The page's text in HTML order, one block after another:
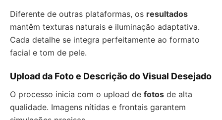
Diferente de outras plataformas, os resultados
mantêm texturas naturais e iluminação adaptativa.
Cada detalhe se integra perfeitamente ao formato
facial e tom de pele.
Upload da Foto e Descrição do Visual Desejado
O processo inicia com o upload de fotos de alta
qualidade. Imagens nítidas e frontais garantem